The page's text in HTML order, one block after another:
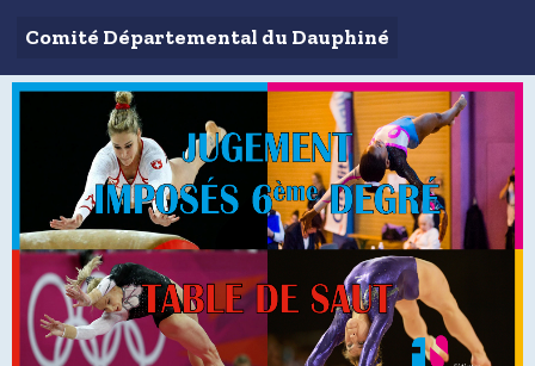
Comité Départemental du Dauphiné